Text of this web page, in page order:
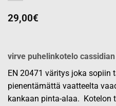
29,00€
virve puhelinkotelo
EN 20471 väritys joka sopiin
pienentämättä vaatteelta
kankaan pinta-alaa. Kotelon